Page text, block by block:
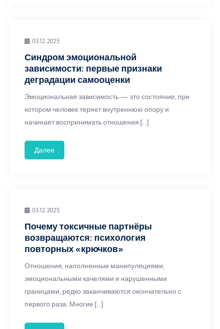
03.12.2025
Синдром эмоциональной
зависимости: первые признаки
деградации самооценки
Эмоциональная зависимость — это состояние, при
котором человек теряет внутреннюю опору и
начинает воспринимать отношения […]
Далее
03.12.2025
Почему токсичные партнёры
возвращаются: психология
повторных «крючков»
Отношения, наполненные манипуляциями,
эмоциональными качелями и нарушенными
границами, редко заканчиваются окончательно с
первого раза. Многие […]